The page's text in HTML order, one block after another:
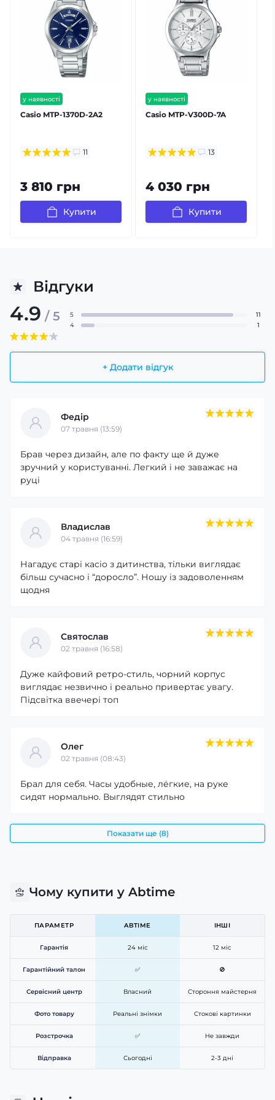
у наявності
безкоштовна доставка
Casio MTP-1370D-2A2
11
3 810 грн
Купити
у наявності
безкоштовна доставка
Casio MTP-V300D-7A
13
4 030 грн
Купити
Відгуки
4.9 / 5
+ Додати відгук
5
11
4
1
Федір
07 травня (13:59)
Брав через дизайн, але по факту ще й дуже
зручний у користуванні. Легкий і не заважає на
руці
Владислав
04 травня (16:59)
Нагадує старі касіо з дитинства, тільки виглядає
більш сучасно і “доросло”. Ношу із задоволенням
щодня
Святослав
02 травня (16:58)
Дуже кайфовий ретро-стиль, чорний корпус
виглядає незвично і реально привертає увагу.
Підсвітка ввечері топ
Олег
02 травня (08:43)
Брал для себя. Часы удобные, лёгкие, на руке
сидят нормально. Выглядят стильно
Показати ще (8)
Чому купити у Abtime
ПАРАМЕТР ABTIME ІНШІ
Гарантія 24 міс 12 міс
Гарантійний талон ✅ 🚫
Сервісний центр Власний Стороння майстерня
Фото товару Реальні знімки Стокові картинки
Розстрочка ✅ Не завжди
Відправка Сьогодні 2-3 дні